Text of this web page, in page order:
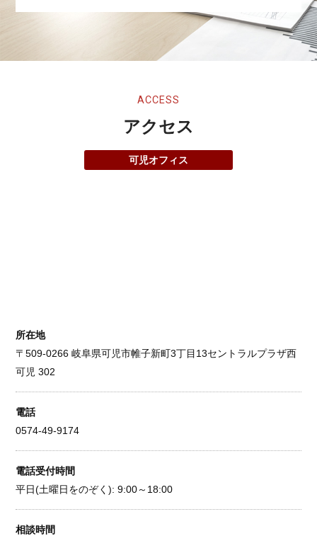
ACCESS
アクセス
可児オフィス
所在地
〒509-0266 岐阜県可児市帷子新町3丁目13セントラルプラザ西
可児 302
電話
0574-49-9174
電話受付時間
平日(土曜日をのぞく): 9:00～18:00
相談時間